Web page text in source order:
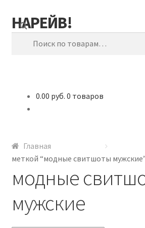
Перейти к навигации
Перейти к содержимому
НАРЕЙВ!
Как узнать какой размер выбрать?
0.00 руб. 0 товаров
Главная
меткой “модные свитшоты
модные
мужские